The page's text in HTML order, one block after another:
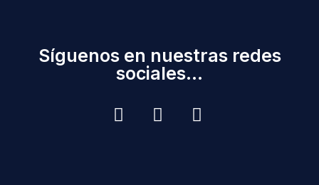
Síguenos en nuestras redes
sociales...